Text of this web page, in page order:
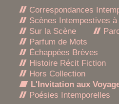
Correspondances
Scènes Intempestives à
Sur la Scène
Parfum de Mots
Échappées Brèves
Histoire Récit Fiction
Hors Collection
L'Invitation aux
Poésies Intemporelles